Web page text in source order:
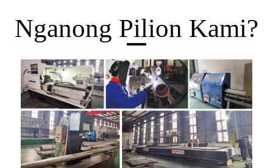
Nganong Pilion Kami?